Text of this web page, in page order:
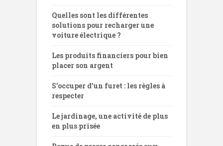
Quelles sont les différentes
solutions pour recharger une
voiture électrique ?
Les produits financiers pour bien
placer son argent
S’occuper d’un furet : les règles à
respecter
Le jardinage, une activité de plus
en plus prisée